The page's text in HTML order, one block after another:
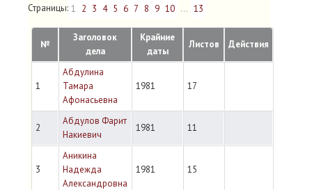
Страницы: 1 2 3 4 5 6 7 8 9 10 ... 13
№
Заголовок
дела
Крайние
даты
Листов Действия
1
Абдулина
Тамара
Афонасьевна
1981 17
2
Абдулов Фарит
Накиевич
1981 11
3
Аникина
Надежда
Александровна
1981 15